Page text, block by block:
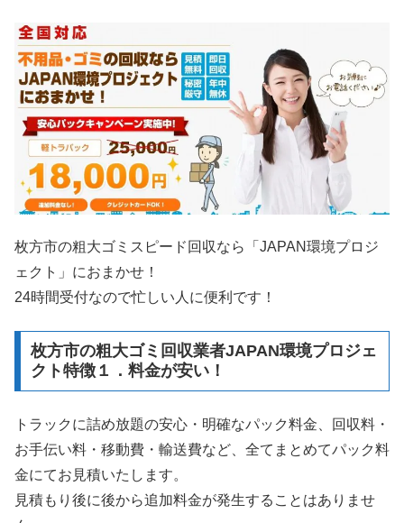
枚方市の粗大ゴミスピード回収なら「JAPAN環境プロジ
ェクト」におまかせ！
24時間受付なので忙しい人に便利です！
枚方市の粗大ゴミ回収業者JAPAN環境プロジェ
クト特徴１．料金が安い！
トラックに詰め放題の安心・明確なパック料金、回収料・
お手伝い料・移動費・輸送費など、全てまとめてパック料
金にてお見積いたします。
見積もり後に後から追加料金が発生することはありませ